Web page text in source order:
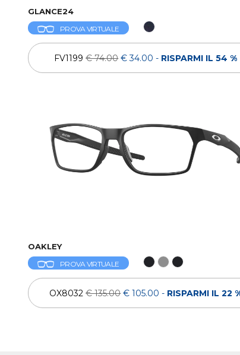
GLANCE24
PROVA VIRTUALE
FV1199€ 74.00 € 34.00 - RISPARMI IL 54 %
OAKLEY
PROVA VIRTUALE
OX8032€ 135.00 € 105.00 - RISPARMI IL 22